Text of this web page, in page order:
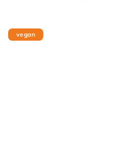
vegan